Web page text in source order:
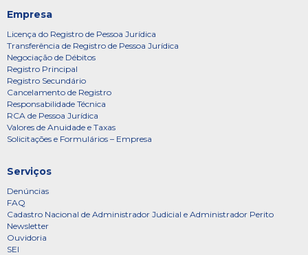
Empresa
Licença do Registro de Pessoa Jurídica
Transferência de Registro de Pessoa Jurídica
Negociação de Débitos
Registro Principal
Registro Secundário
Cancelamento de Registro
Responsabilidade Técnica
RCA de Pessoa Jurídica
Valores de Anuidade e Taxas
Solicitações e Formulários – Empresa
Serviços
Denúncias
FAQ
Cadastro Nacional de Administrador Judicial e Administrador Perito
Newsletter
Ouvidoria
SEI